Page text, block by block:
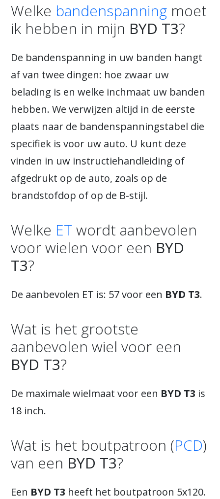
Welke bandenspanning moet
ik hebben in mijn BYD T3?
De bandenspanning in uw banden hangt
af van twee dingen: hoe zwaar uw
belading is en welke inchmaat uw banden
hebben. We verwijzen altijd in de eerste
plaats naar de bandenspanningstabel die
specifiek is voor uw auto. U kunt deze
vinden in uw instructiehandleiding of
afgedrukt op de auto, zoals op de
brandstofdop of op de B-stijl.
Welke ET wordt aanbevolen
voor wielen voor een BYD
T3?
De aanbevolen ET is: 57 voor een BYD T3.
Wat is het grootste
aanbevolen wiel voor een
BYD T3?
De maximale wielmaat voor een BYD T3 is
18 inch.
Wat is het boutpatroon (PCD)
van een BYD T3?
Een BYD T3 heeft het boutpatroon 5x120.